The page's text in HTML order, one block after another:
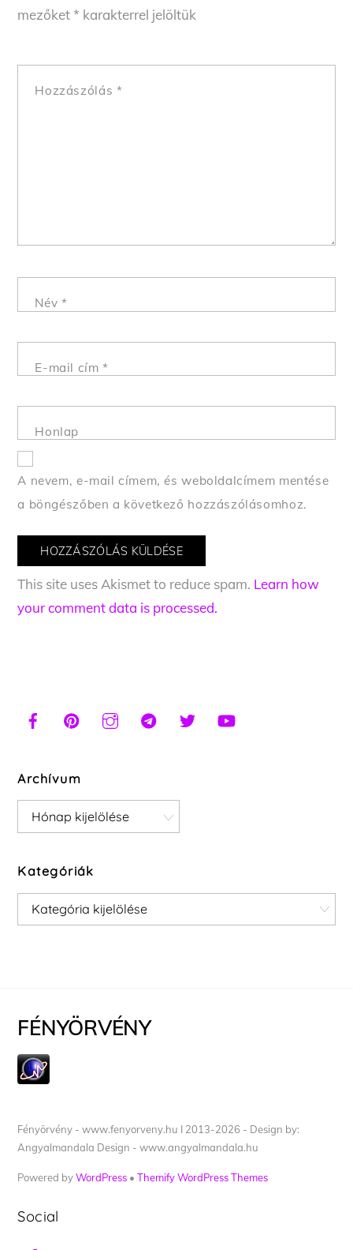
mezőket* karakterrel jelöltük
Hozzászólás *
Név *
E-mail cím*
Honlap
A nevem, e-mail címem, és weboldalcímem mentése
a böngészőben a következő hozzászólásomhoz.
This site uses Akismet to reduce spam. Learn how
your comment data is processed.
Archívum
Archívum
Kategóriák
Kategóriák
FÉNYÖRVÉNY
Fényörvény - www.fenyorveny.hu I 2013-2026 - Design by:
Angyalmandala Design - www.angyalmandala.hu
Powered byWordPress •Themify WordPress Themes
Social